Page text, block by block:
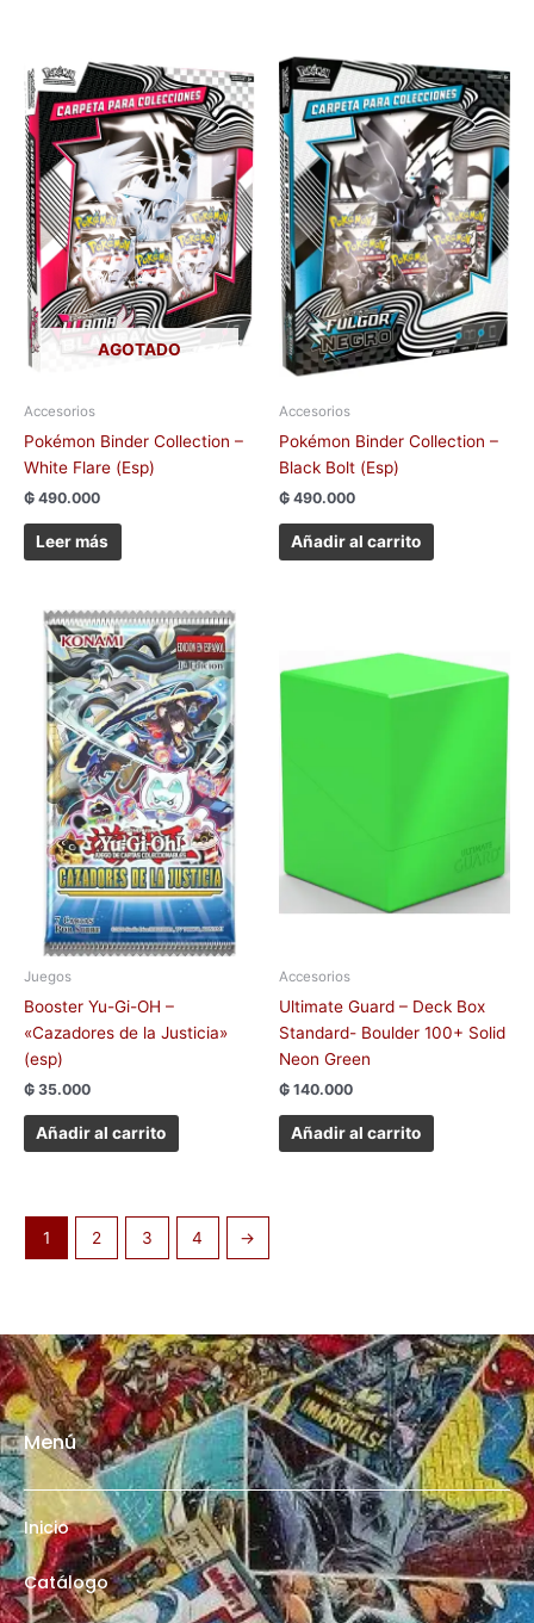
AGOTADO
Accesorios
Pokémon Binder Collection –
White Flare (Esp)
₲ 490.000
Leer más
Accesorios
Pokémon Binder Collection –
Black Bolt (Esp)
₲ 490.000
Añadir al carrito
Juegos
Booster Yu-Gi-OH –
«Cazadores de la Justicia»
(esp)
₲ 35.000
Añadir al carrito
Accesorios
Ultimate Guard – Deck Box
Standard- Boulder 100+ Solid
Neon Green
₲ 140.000
Añadir al carrito
1 2 3 4 →
Menú
Inicio
Catálogo